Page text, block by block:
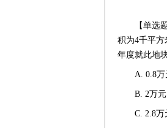
【单选
积为4千平
年度就此地
A. 0.8
B. 2
C. 2.8